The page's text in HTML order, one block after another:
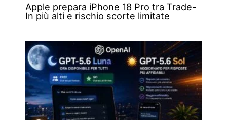
Apple prepara iPhone 18 Pro tra Trade-
In più alti e rischio scorte limitate